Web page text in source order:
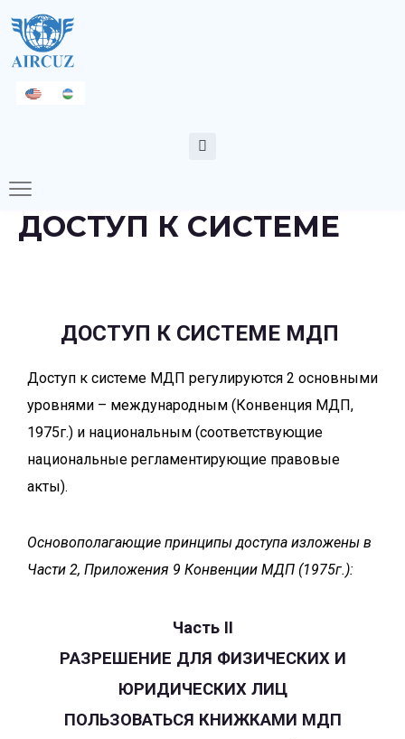
ДОСТУП К СИСТЕМЕ
ДОСТУП К СИСТЕМЕ МДП
Доступ к системе МДП регулируются 2 основными
уровнями – международным (Конвенция МДП,
1975г.) и национальным (соответствующие
национальные регламентирующие правовые
акты).
Основополагающие принципы доступа изложены в
Части 2, Приложения 9 Конвенции МДП (1975г.):
Часть II
РАЗРЕШЕНИЕ ДЛЯ ФИЗИЧЕСКИХ И
ЮРИДИЧЕСКИХ ЛИЦ
ПОЛЬЗОВАТЬСЯ КНИЖКАМИ МДП